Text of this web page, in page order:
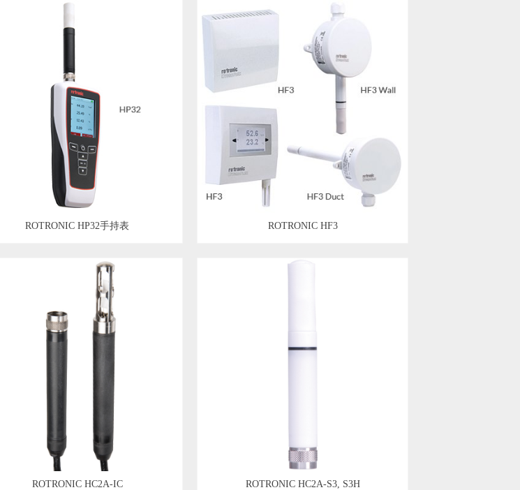
ROTRONIC HP32手持表 ROTRONIC HF3
ROTRONIC HC2A-IC ROTRONIC HC2A-S3, S3H